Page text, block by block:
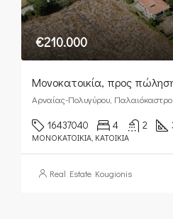
€210.000
Μονοκατοικία, προς
Αρναίας-Πολυγύρου, Παλαιόκαστρο
16437040 4 2
ΜΟΝΟΚΑΤΟΙΚΊΑ, ΚΑΤΟΙΚΊΑ
Real Estate Kougionis